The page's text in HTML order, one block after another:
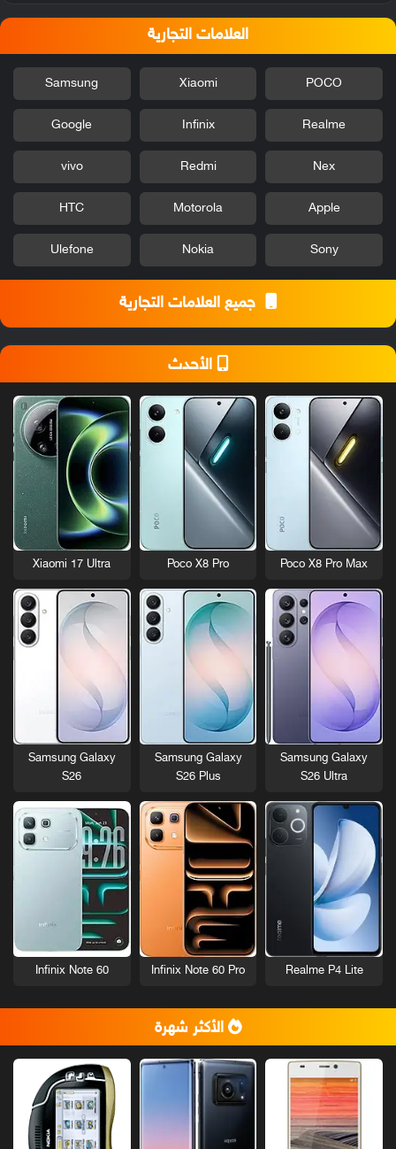
العلامات التجارية
POCO
Xiaomi
Samsung
Realme
Infinix
Google
Nex
Redmi
vivo
Apple
Motorola
HTC
Sony
Nokia
Ulefone
جميع العلامات التجارية
الأحدث
Poco X8 Pro Max
Poco X8 Pro
Xiaomi 17 Ultra
Samsung Galaxy
S26 Ultra
Samsung Galaxy
S26 Plus
Samsung Galaxy
S26
Realme P4 Lite
Infinix Note 60 Pro
Infinix Note 60
الأكثر شهرة